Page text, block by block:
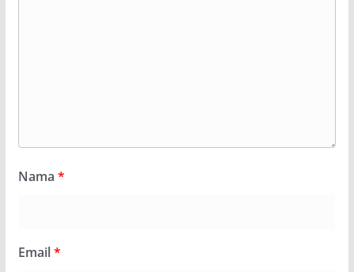
Nama *
Email*